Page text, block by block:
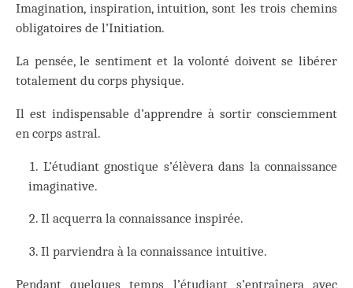
Imagination, inspiration, intuition, sont les trois chemins
obligatoires de l’Initiation.
La pensée, le sentiment et la volonté doivent se libérer
totalement du corps physique.
Il est indispensable d’apprendre à sortir consciemment
en corps astral.
L’étudiant gnostique s’élèvera dans la connaissance
imaginative.
Il acquerra la connaissance inspirée.
Il parviendra à la connaissance intuitive.
Pendant quelques temps l’étudiant s’entraînera avec